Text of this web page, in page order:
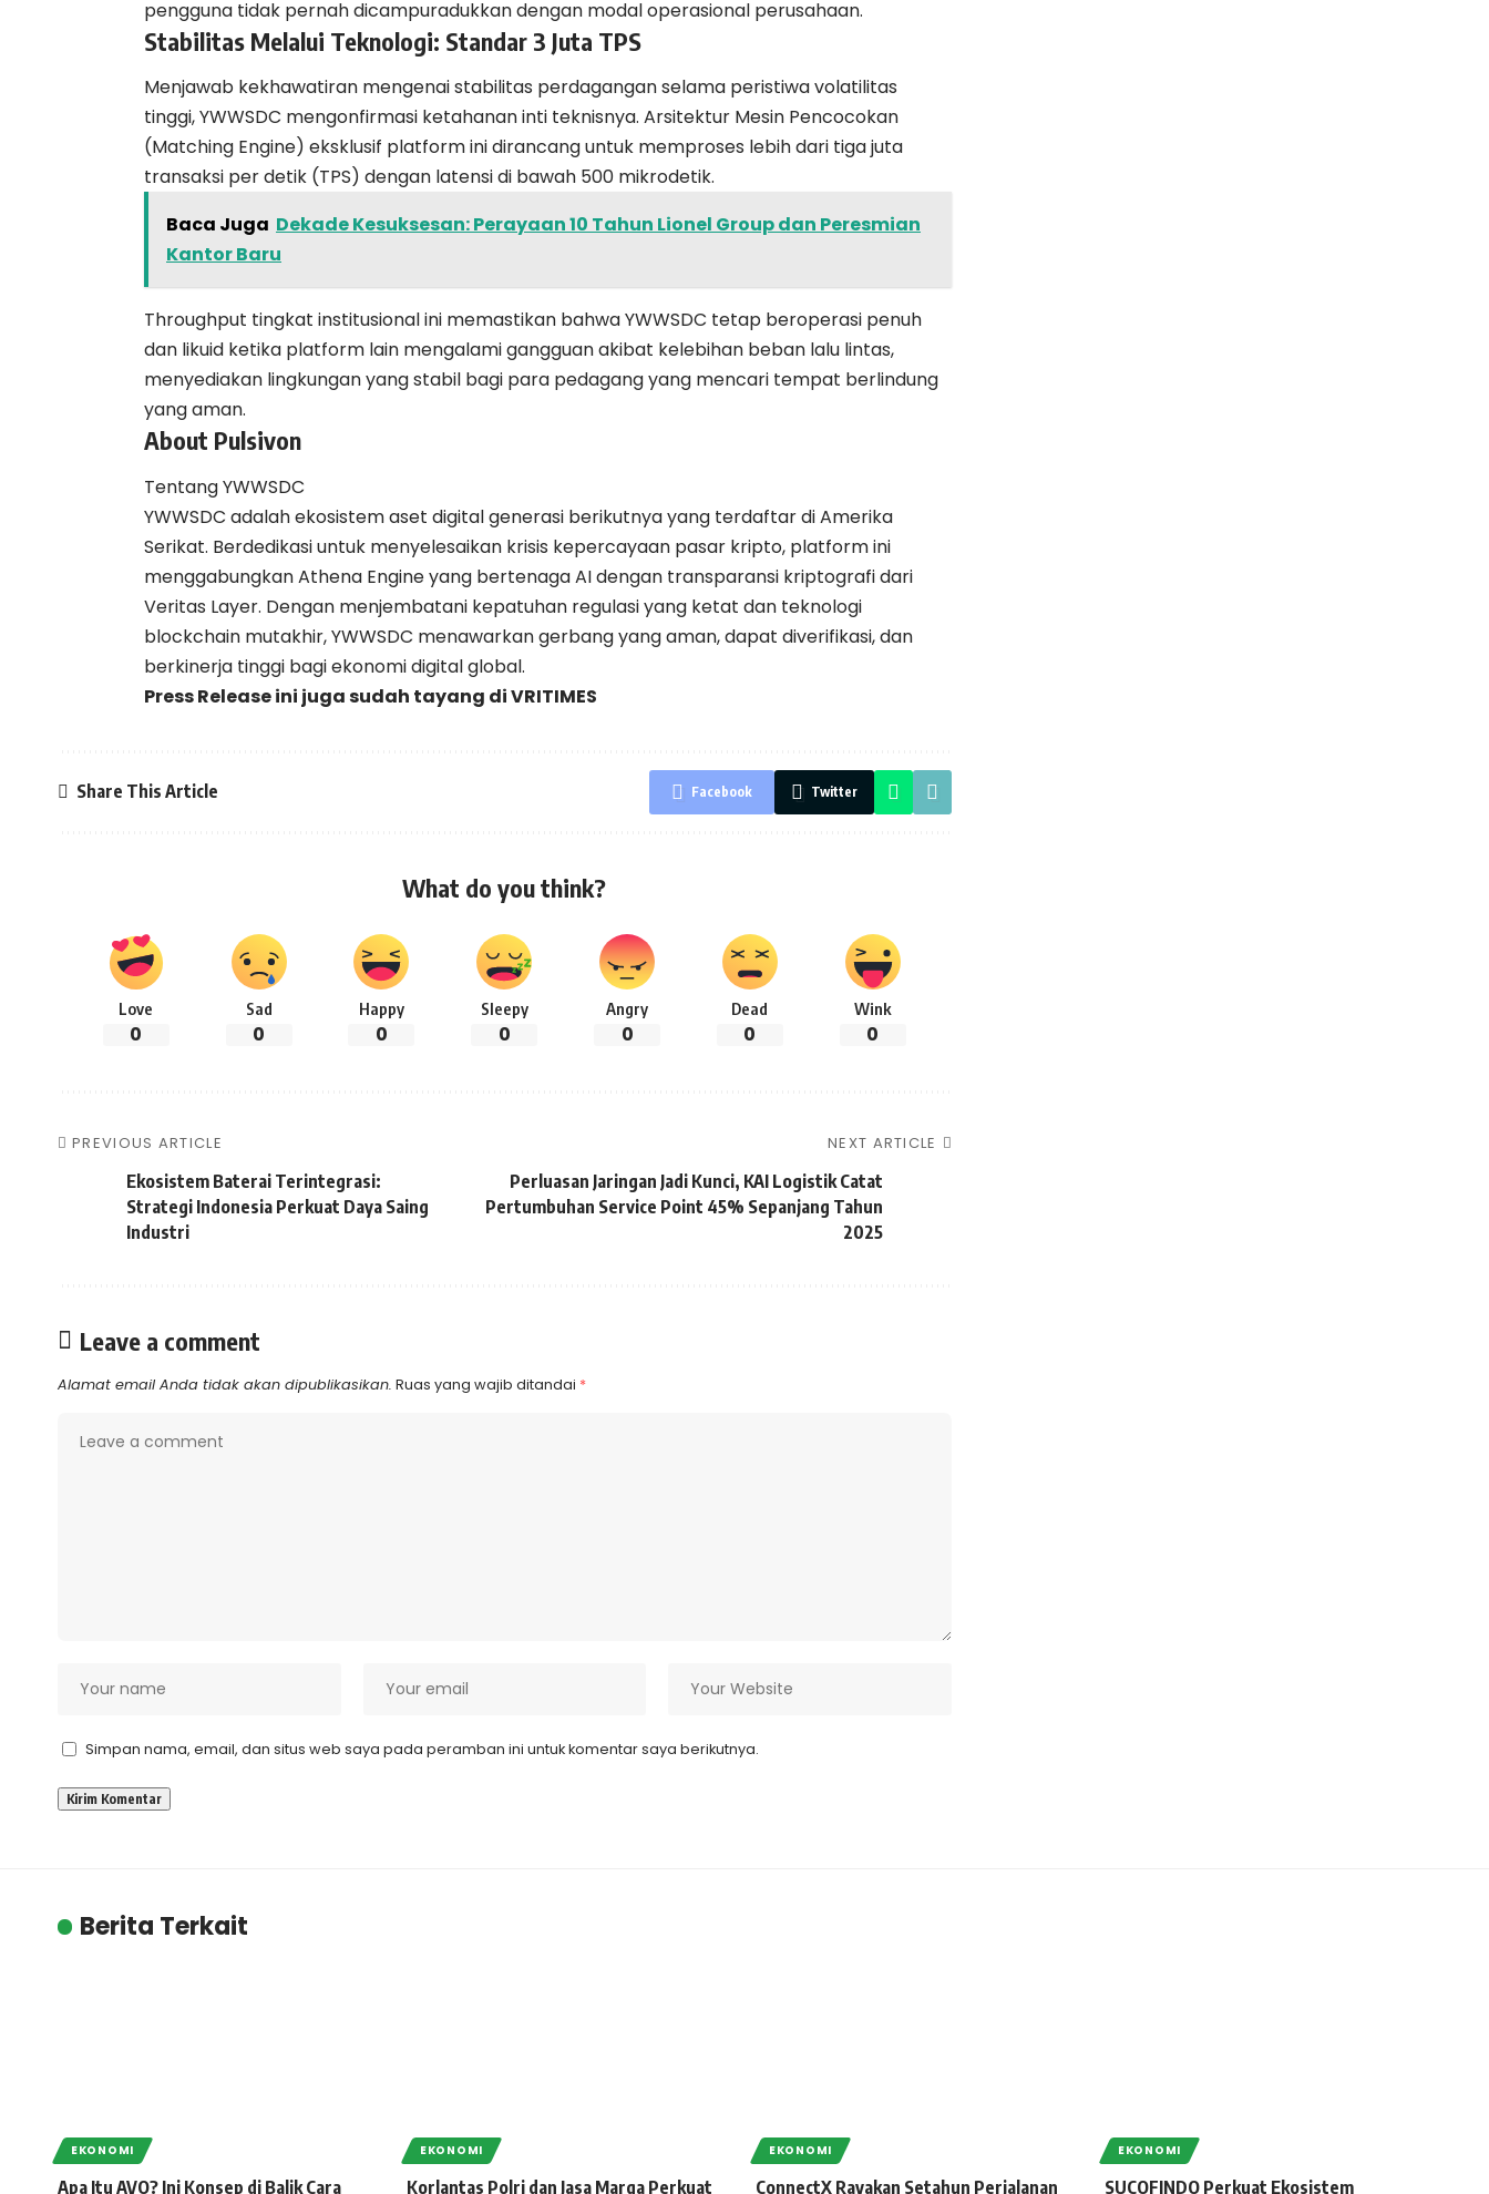
pengguna tidak pernah dicampuradukkan dengan modal operasional perusahaan.
Stabilitas Melalui Teknologi: Standar 3 Juta TPS
Menjawab kekhawatiran mengenai stabilitas perdagangan selama peristiwa volatilitas
tinggi, YWWSDC mengonfirmasi ketahanan inti teknisnya. Arsitektur Mesin Pencocokan
(Matching Engine) eksklusif platform ini dirancang untuk memproses lebih dari tiga juta
transaksi per detik (TPS) dengan latensi di bawah 500 mikrodetik.
Baca Juga Dekade Kesuksesan: Perayaan 10 Tahun Lionel Group dan Peresmian
Kantor Baru
Throughput tingkat institusional ini memastikan bahwa YWWSDC tetap beroperasi penuh
dan likuid ketika platform lain mengalami gangguan akibat kelebihan beban lalu lintas,
menyediakan lingkungan yang stabil bagi para pedagang yang mencari tempat berlindung
yang aman.
About Pulsivon
Tentang YWWSDC
YWWSDC adalah ekosistem aset digital generasi berikutnya yang terdaftar di Amerika
Serikat. Berdedikasi untuk menyelesaikan krisis kepercayaan pasar kripto, platform ini
menggabungkan Athena Engine yang bertenaga AI dengan transparansi kriptografi dari
Veritas Layer. Dengan menjembatani kepatuhan regulasi yang ketat dan teknologi
blockchain mutakhir, YWWSDC menawarkan gerbang yang aman, dapat diverifikasi, dan
berkinerja tinggi bagi ekonomi digital global.
Press Release ini juga sudah tayang diVRITIMES
Share This Article Facebook Twitter
What do you think?
Love
0
Sad
0
Happy
0
Sleepy
0
Angry
0
Dead
0
Wink
0
PREVIOUS ARTICLE
Ekosistem Baterai Terintegrasi:
Strategi Indonesia Perkuat Daya Saing
Industri
NEXT ARTICLE
Perluasan Jaringan Jadi Kunci, KAI Logistik Catat
Pertumbuhan Service Point 45% Sepanjang Tahun
2025
Leave a comment
Alamat email Anda tidak akan dipublikasikan. Ruas yang wajib ditandai *
Simpan nama, email, dan situs web saya pada peramban ini untuk komentar saya berikutnya.
Berita Terkait
EKONOMI
Apa Itu AVO? Ini Konsep di Balik Cara
EKONOMI
Korlantas Polri dan Jasa Marga Perkuat
EKONOMI
ConnectX Rayakan Setahun Perjalanan
EKONOMI
SUCOFINDO Perkuat Ekosistem